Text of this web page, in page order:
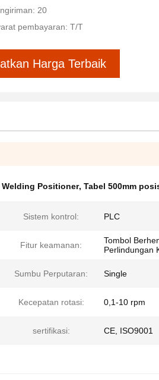
20
pembayaran: T/T
Harga Terbaik
Positioner, Tabel 500mm
Sistem kontrol: PLC
Fitur keamanan:
Tombol
Perlindungan
Sumbu Perputaran: Single
Kecepatan rotasi: 0,1-10 rpm
sertifikasi: CE, ISO9001